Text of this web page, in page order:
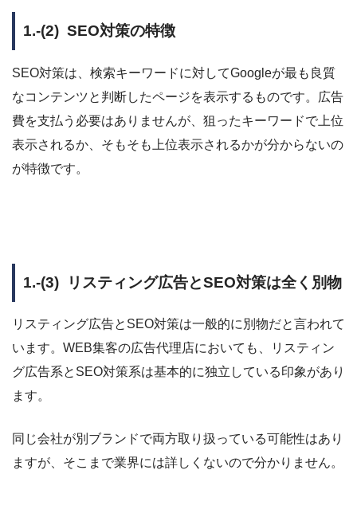
1.-(2) SEO対策の特徴
SEO対策は、検索キーワードに対してGoogleが最も良質
なコンテンツと判断したページを表示するものです。広告
費を支払う必要はありませんが、狙ったキーワードで上位
表示されるか、そもそも上位表示されるかが分からないの
が特徴です。
1.-(3) リスティング広告とSEO対策は全く別物
リスティング広告とSEO対策は一般的に別物だと言われて
います。WEB集客の広告代理店においても、リスティン
グ広告系とSEO対策系は基本的に独立している印象があり
ます。
同じ会社が別ブランドで両方取り扱っている可能性はあり
ますが、そこまで業界には詳しくないので分かりません。